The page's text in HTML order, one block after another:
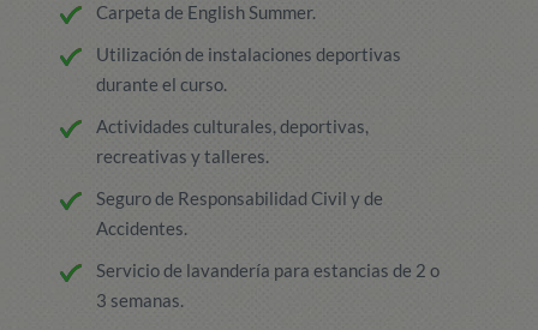
Carpeta de English Summer.
Utilización de instalaciones deportivas
durante el curso.
Actividades culturales, deportivas,
recreativas y talleres.
Seguro de Responsabilidad Civil y de
Accidentes.
Servicio de lavandería para estancias de 2 o
3 semanas.